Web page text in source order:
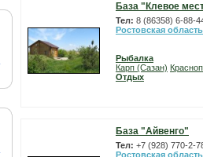
База "Клевое
Тел: 8 (86358) 6-88-
Ростовская область
Рыбалка
Карп (Сазан)
Отдых
База "Айвенго"
Тел: +7 (928) 770-2-
Ростовская область